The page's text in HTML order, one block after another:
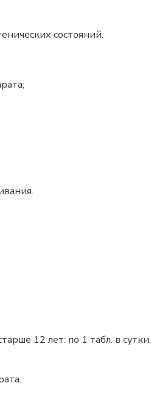
состояний.
12 лет: по 1 табл. в сутки.